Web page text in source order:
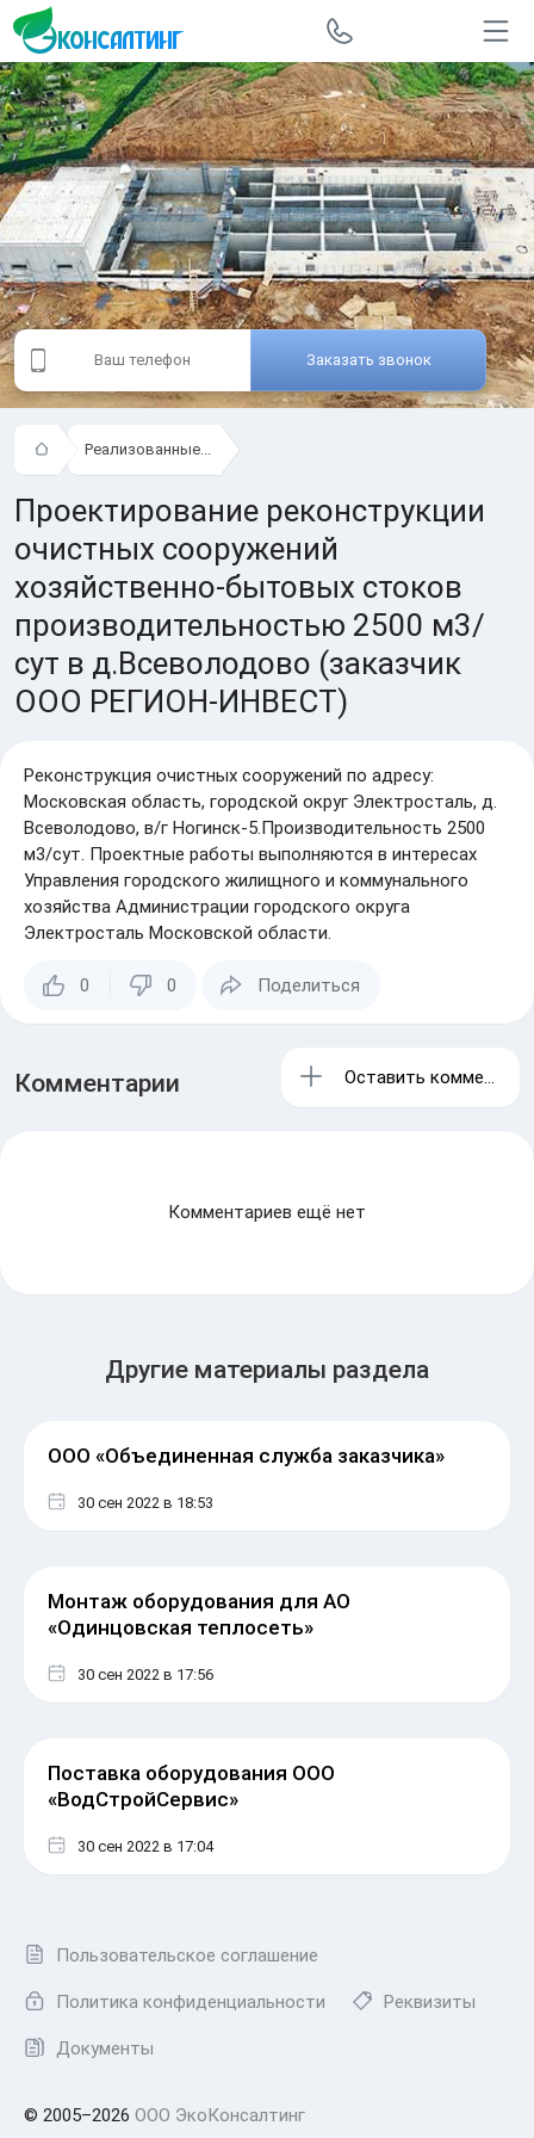
Заказать звонок
Реализованные...
Проектирование реконструкции
очистных сооружений
хозяйственно-бытовых стоков
производительностью 2500 м3/
сут в д.Всеволодово (заказчик
ООО РЕГИОН-ИНВЕСТ)
Реконструкция очистных сооружений по адресу:
Московская область, городской округ Электросталь, д.
Всеволодово, в/г Ногинск-5.Производительность 2500
м3/сут. Проектные работы выполняются в интересах
Управления городского жилищного и коммунального
хозяйства Администрации городского округа
Электросталь Московской области.
0 0 Поделиться
Комментарии Оставить
Комментариев ещё нет
Другие материалы раздела
ООО «Объединенная служба заказчика»
30 сен 2022 в 18:53
Монтаж оборудования для АО
«Одинцовская теплосеть»
30 сен 2022 в 17:56
Поставка оборудования ООО
«ВодСтройСервис»
30 сен 2022 в 17:04
Пользовательское соглашение
Политика конфиденциальности Реквизиты
Документы
© 2005–2026 ООО ЭкоКонсалтинг